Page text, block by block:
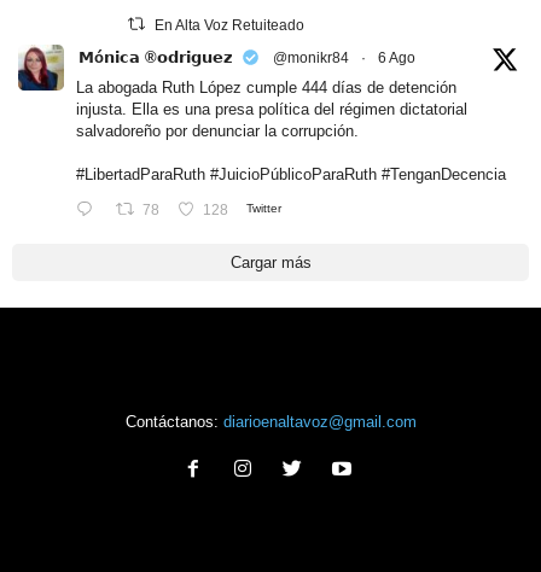
En Alta Voz Retuiteado
𝗠ó𝗻𝗶𝗰𝗮 ®𝗼𝗱𝗿𝗶𝗴𝘂𝗲𝘇 @monikr84 · 6 Ago
La abogada Ruth López cumple 444 días de detención
injusta. Ella es una presa política del régimen dictatorial
salvadoreño por denunciar la corrupción.
#LibertadParaRuth #JuicioPúblicoParaRuth #TenganDecencia
78 128 Twitter
Cargar más
Contáctanos: diarioenaltavoz@gmail.com